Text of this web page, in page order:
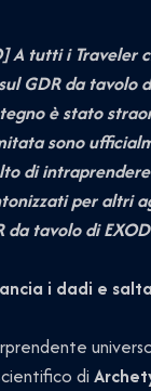
A tutti i Traveler
GDR da tavolo
è stato
sono
di
per altri
tavolo di
i dadi e
di